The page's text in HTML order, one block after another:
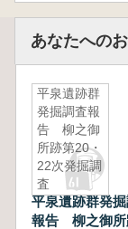
あなたへの
平泉遺跡群
発掘調査報
告 柳之御
所跡第20・
22次発掘調
査
平泉遺跡群発
報告 柳之御所